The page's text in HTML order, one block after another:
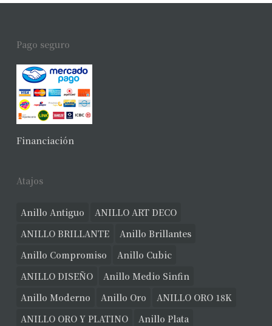
Pago seguro
Financiación
Atajos
Anillo Antiguo
ANILLO ART DECO
ANILLO BRILLANTE
Anillo Brillantes
Anillo Compromiso
Anillo Cubic
ANILLO DISEÑO
Anillo Medio Sinfin
Anillo Moderno
Anillo Oro
ANILLO ORO 18K
ANILLO ORO Y PLATINO
Anillo Plata